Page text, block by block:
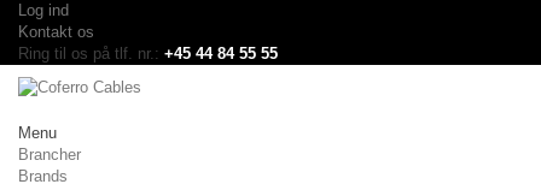
Log ind
Kontakt os
Ring til os på tlf. nr.: +45 44 84 55 55
Menu
Brancher
Brands